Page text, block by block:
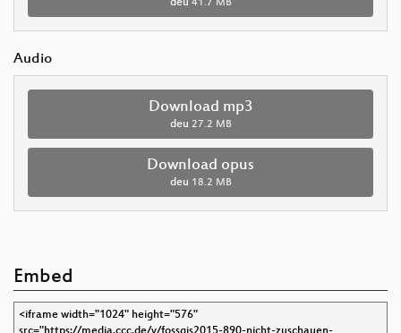
Audio
Download mp3
deu 27.2 MB
Download opus
deu 18.2 MB
Embed